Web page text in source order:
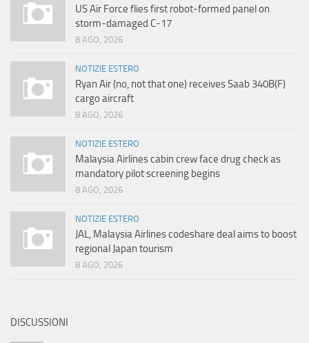
US Air Force flies first robot-formed panel on
storm-damaged C-17
8 AGO, 2026
NOTIZIE ESTERO
Ryan Air (no, not that one) receives Saab 340B(F)
cargo aircraft
8 AGO, 2026
NOTIZIE ESTERO
Malaysia Airlines cabin crew face drug check as
mandatory pilot screening begins
8 AGO, 2026
NOTIZIE ESTERO
JAL, Malaysia Airlines codeshare deal aims to boost
regional Japan tourism
8 AGO, 2026
DISCUSSIONI